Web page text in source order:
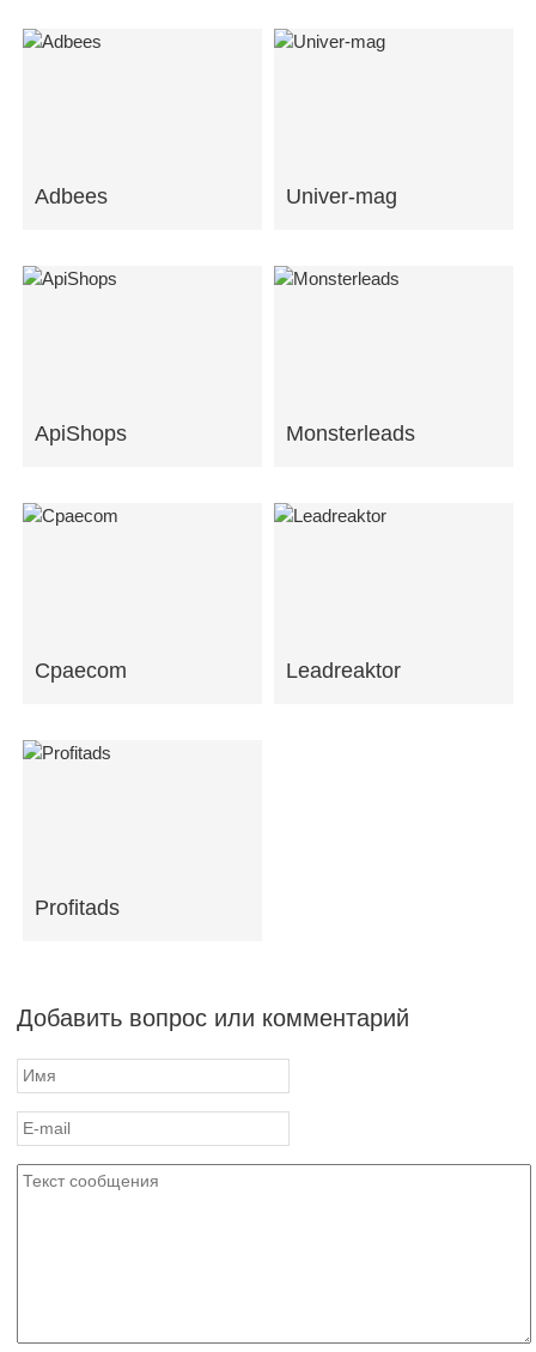
Adbees Univer-mag
ApiShops Monsterleads
Cpaecom Leadreaktor
Profitads
Добавить вопрос или комментарий